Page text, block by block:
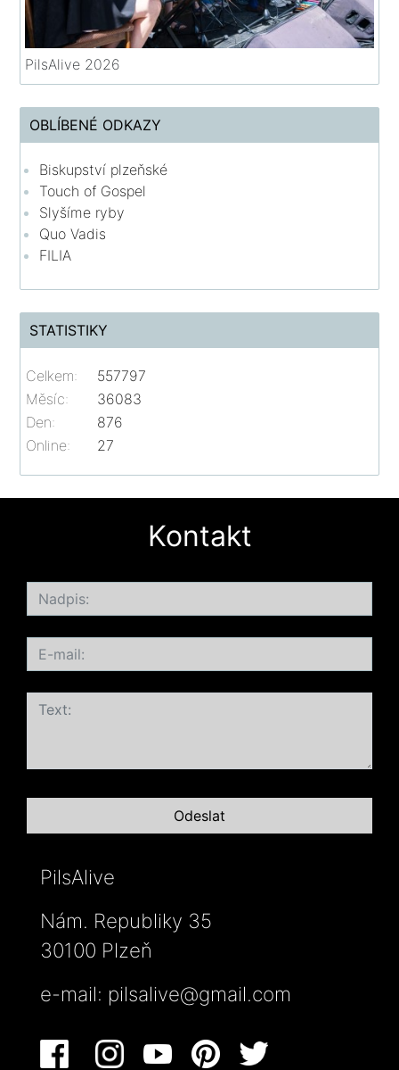
PilsAlive 2026
OBLÍBENÉ ODKAZY
Biskupství plzeňské
Touch of Gospel
Slyšíme ryby
Quo Vadis
FILIA
STATISTIKY
Online: 27
Celkem:
557797
Měsíc:
36083
Den:
876
Kontakt
PilsAlive
Nám. Republiky 35
30100 Plzeň
e-mail: pilsalive@gmail.com